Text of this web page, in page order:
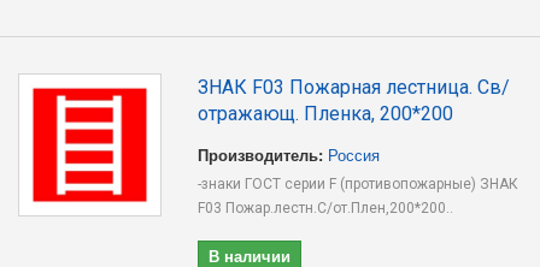
ЗНАК F03 Пожарная лестница. Св/
отражающ. Пленка, 200*200
Производитель: Россия
-знаки ГОСТ серии F (противопожарные) ЗНАК
F03 Пожар.лестн.С/от.Плен,200*200..
В наличии